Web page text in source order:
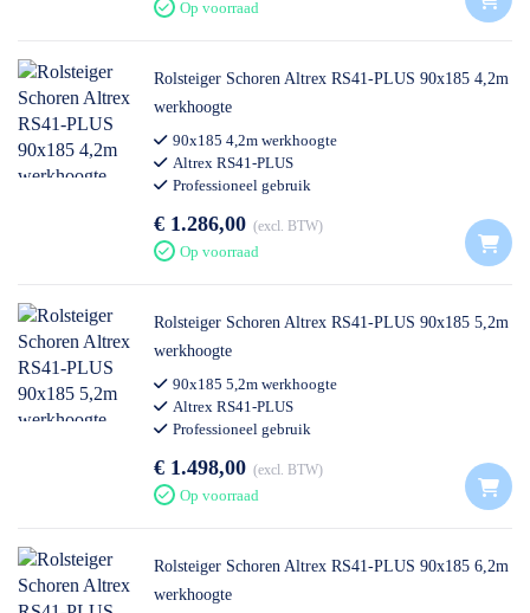
Op voorraad
Rolsteiger Schoren Altrex RS41-PLUS 90x185 4,2m
werkhoogte
90x185 4,2m werkhoogte
Altrex RS41-PLUS
Professioneel gebruik
€ 1.286,00 excl. BTW
Op voorraad
Rolsteiger Schoren Altrex RS41-PLUS 90x185 5,2m
werkhoogte
90x185 5,2m werkhoogte
Altrex RS41-PLUS
Professioneel gebruik
€ 1.498,00 excl. BTW
Op voorraad
Rolsteiger Schoren Altrex RS41-PLUS 90x185 6,2m
werkhoogte